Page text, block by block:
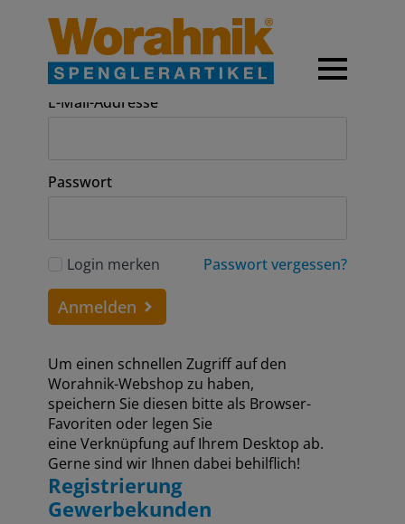
Anmeldung
E-Mail-Addresse
Passwort
Login merken Passwort vergessen?
Anmelden
Um einen schnellen Zugriff auf den
Worahnik-Webshop zu haben,
speichern Sie diesen bitte als Browser-
Favoriten oder legen Sie
eine Verknüpfung auf Ihrem Desktop ab.
Gerne sind wir Ihnen dabei behilflich!
Registrierung
Gewerbekunden